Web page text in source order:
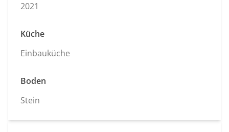
2021
Küche
Einbauküche
Boden
Stein